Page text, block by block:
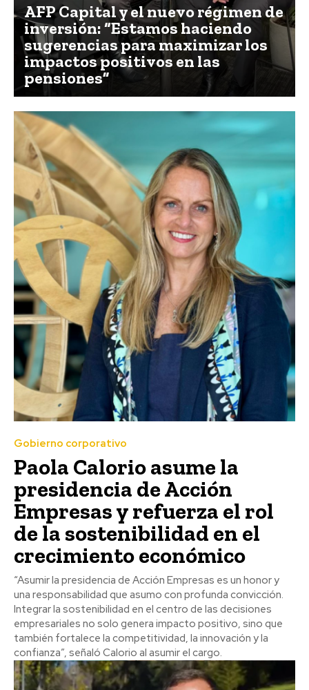
AFP Capital y el nuevo régimen de
inversión: “Estamos haciendo
sugerencias para maximizar los
impactos positivos en las
pensiones”
Gobierno corporativo
Paola Calorio asume la
presidencia de Acción
Empresas y refuerza el rol
de la sostenibilidad en el
crecimiento económico
“Asumir la presidencia de Acción Empresas es un honor y
una responsabilidad que asumo con profunda convicción.
Integrar la sostenibilidad en el centro de las decisiones
empresariales no solo genera impacto positivo, sino que
también fortalece la competitividad, la innovación y la
confianza”, señaló Calorio al asumir el cargo.